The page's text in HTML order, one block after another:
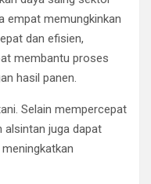
empat memungkinkan
dan efisien,
membantu proses
hasil panen.
Selain mempercepat
alsintan juga dapat